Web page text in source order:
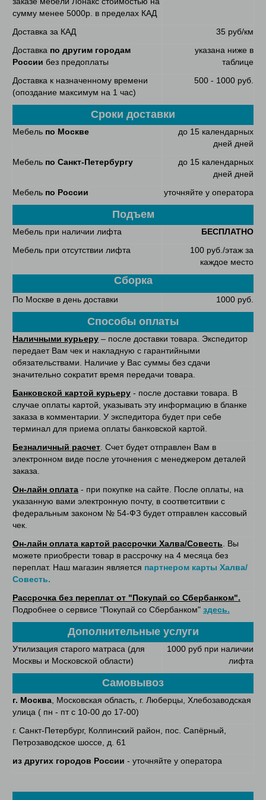
сумму менее 5000р. в пределах КАД
Доставка за КАД
35 руб/км
Доставка по другим городам
России без предоплаты
указана ниже в
таблице
Доставка к назначенному времени
(опоздание максимум на 1 час)
500 - 1000 руб.
Сроки доставки
Мебель по Москве
до 15 календарных
дней дней
Мебель по Санкт-Петербургу
до 15 календарных
дней дней
Мебель по России уточняйте у оператора
Подъем
Мебель при наличии лифта
БЕСПЛАТНО
Мебель при отсутствии лифта
100 руб./этаж за
каждое место
Сборка
По Москве в день доставки 1000 руб.
Способы оплаты
Наличными курьеру – после доставки товара. Экспедитор
передает Вам чек и накладную с гарантийными
обязательствами. Наличие у Вас суммы без сдачи
значительно сократит время передачи товара.
Банковской картой курьеру - после доставки товара. В
случае оплаты картой, указывать эту информацию в бланке
заказа в комментарии. У экспедитора будет при себе
терминал для приема оплаты банковской картой.
Безналичный расчет. Счет будет отправлен Вам в
электронном виде после уточнения с менеджером деталей
заказа.
Он-лайн оплата - при покупке на сайте. После оплаты, на
указанную вами электронную почту, в соответситвии с
федеральным законом № 54-ФЗ будет отправлен кассовый
чек.
Он-лайн оплата картой рассрочки Халва/Совесть. Вы
можете приобрести товар в рассрочку на 4 месяца без
переплат. Наш магазин является партнером карты Халва/
Совесть.
Рассрочка без переплат от "Покупай со Сбербанком".
Подробнее о сервисе "Покупай со Сбербанком" здесь.
Дополнительные услуги
Утилизация старого матраса (для
Москвы и Московской области)
1000 руб при наличии
лифта
Самовывоз
г. Москва, Московская область, г. Люберцы, Хлебозаводская
улица ( пн - пт с 10-00 до 17-00)
г. Санкт-Петербург, Колпинский район, пос. Сапёрный,
Петрозаводское шоссе, д. 61
из других городов России - уточняйте у оператора